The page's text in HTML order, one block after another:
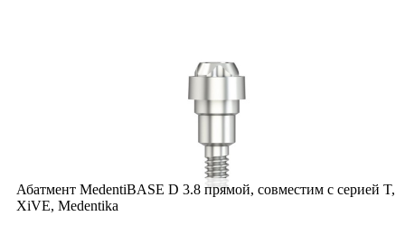
Абатмент MedentiBASE D 3.8 прямой, совместим с серией T,
XiVE, Medentika